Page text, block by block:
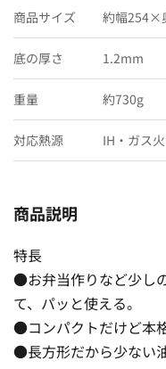
商品サイズ 約幅254×
底の厚さ 1.2mm
重量 約730g
対応熱源 IH・ガス
商品説明
特長
●お弁当作りなど少し
て、パッと使える。
●コンパクトだけど本
●長方形だから少ない